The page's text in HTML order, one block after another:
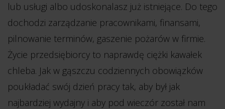
lub usługi albo udoskonalasz już istniejące. Do tego
dochodzi zarządzanie pracownikami, finansami,
pilnowanie terminów, gaszenie pożarów w firmie.
Życie przedsiębiorcy to naprawdę ciężki kawałek
chleba. Jak w gąszczu codziennych obowiązków
poukładać swój dzień pracy tak, aby był jak
najbardziej wydajny i aby pod wieczór został nam